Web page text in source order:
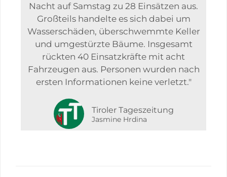
Nacht auf Samstag zu 28 Einsätzen aus.
Großteils handelte es sich dabei um
Wasserschäden, überschwemmte Keller
und umgestürzte Bäume. Insgesamt
rückten 40 Einsatzkräfte mit acht
Fahrzeugen aus. Personen wurden nach
ersten Informationen keine verletzt."
Tiroler Tageszeitung
Jasmine Hrdina